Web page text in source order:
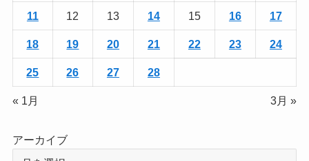
11 12 13 14 15 16 17
18 19 20 21 22 23 24
25 26 27 28
« 1月 3月 »
アーカイブ